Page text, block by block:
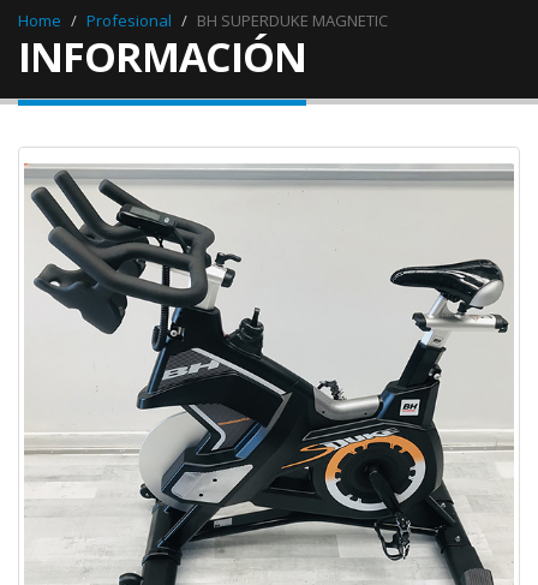
Home Profesional BH SUPERDUKE MAGNETIC
INFORMACIÓN